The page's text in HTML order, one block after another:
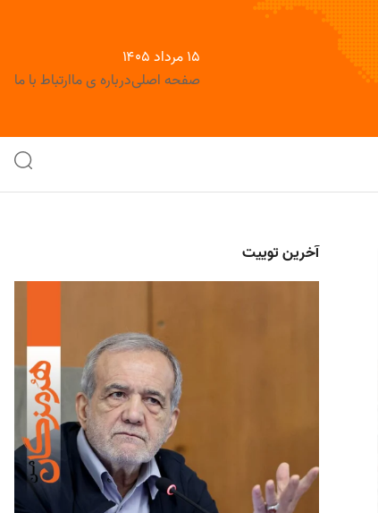
۱۵ مرداد ۱۴۰۵
صفحه اصلیدرباره ی ماارتباط با ما
آخرین توییت